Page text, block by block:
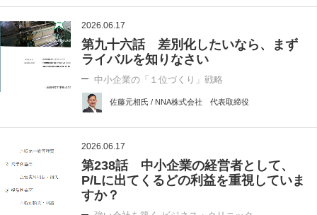
2026.06.17
第九十六話 差別化したいなら、まず
ライバルを知りなさい
中小企業の「１位づくり」戦略
佐藤元相氏 / NNA株式会社 代表取締役
2026.06.17
第238話 中小企業の経営者として、
P/Lに出てくるどの利益を重視していま
すか？